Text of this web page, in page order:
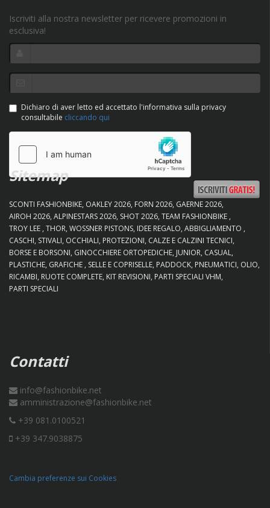
Iscriviti alla nostra newsletter per ricevere promozioni in
esclusiva!
Dichiaro di aver letto ed accettato l'informativa sulla privacy
consultabile cliccando qui
Sitemap
SCONTI FASHIONBIKE OAKLEY 2026 FORN 2026 GAERNE 2026
AIROH 2026 ALPINESTARS 2026 SHOT 2026 TEAM FASHIONBIKE
TROY LEE THOR WOSSNER PISTONS IDEE REGALO ABBIGLIAMENTO
CASCHI STIVALI OCCHIALI PROTEZIONI CALZE E CALZINI TECNICI
BORSE E BORSONI GINOCCHIERE ORTOPEDICHE JUNIOR CASUAL
PLASTICHE GRAFICHE SELLE E COPRISELLE PADDOCK PNEUMATICI OLIO
RICAMBI RUOTE COMPLETE KIT REVISIONI PARTI SPECIALI VHM
PARTI SPECIALI
Contatti
info@fashionbike.net
amministrazione@fashionbike.net
+39 081.0100521
+39 347.9038875
Cambia preferenze sui Cookies